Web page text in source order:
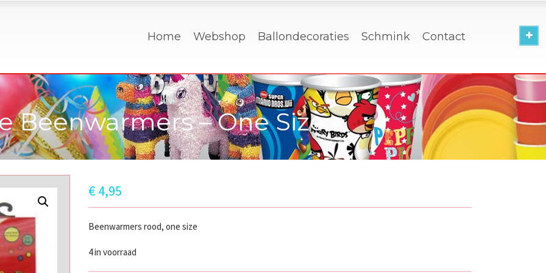
Home Webshop Ballondecoraties Schmink Contact
Beenwarmers – One Size
€4,95
Beenwarmers rood, one size
4 in voorraad